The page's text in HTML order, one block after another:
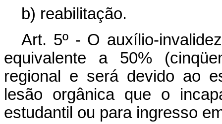
b) reabilitação.
Art. 5º - O auxílio-
equivalente a 50%
regional e será devido ao
lesão orgânica que o
estudantil ou para ingresso